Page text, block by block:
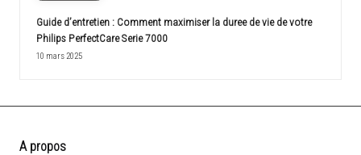
Guide d’entretien : Comment maximiser la duree de vie de votre
Philips PerfectCare Serie 7000
10 mars 2025
A propos